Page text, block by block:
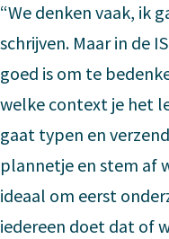
“We denken vaak, ik
schrijven. Maar in de
goed is om te
welke context je het
gaat typen en
plannetje en stem af
ideaal om eerst
iedereen doet dat of